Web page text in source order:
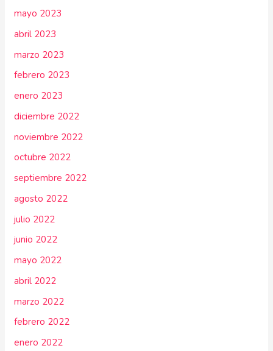
mayo 2023
abril 2023
marzo 2023
febrero 2023
enero 2023
diciembre 2022
noviembre 2022
octubre 2022
septiembre 2022
agosto 2022
julio 2022
junio 2022
mayo 2022
abril 2022
marzo 2022
febrero 2022
enero 2022